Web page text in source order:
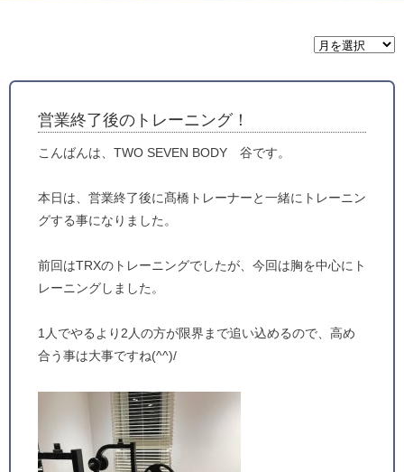
月
間
ー
営業終了後のトレーニング！
こんばんは、TWO SEVEN BODY 谷です。
本日は、営業終了後に髙橋トレーナーと一緒にトレーニン
グする事になりました。
前回はTRXのトレーニングでしたが、今回は胸を中心にト
レーニングしました。
1人でやるより2人の方が限界まで追い込めるので、高め
合う事は大事ですね(^^)/